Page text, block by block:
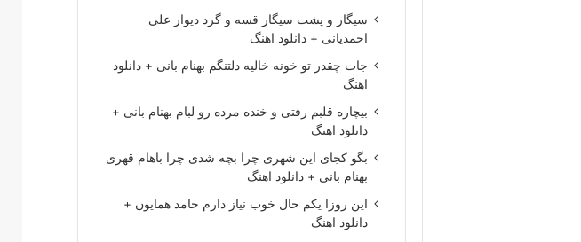
سیگار و پشت سیگار قسه و گرد دیوار علی
احمدیانی + دانلود اهنگ
جات چقدر تو خونه خالیه دلتنگم بهنام بانی + دانلود
اهنگ
بیچاره قلبم رفتی و خنده مرده رو لبام بهنام بانی +
دانلود اهنگ
بگو کجای این شهری چرا بچه شدی چرا باهام قهری
بهنام بانی + دانلود اهنگ
این روزا یکم حال خوب نیاز دارم حامد همایون +
دانلود اهنگ